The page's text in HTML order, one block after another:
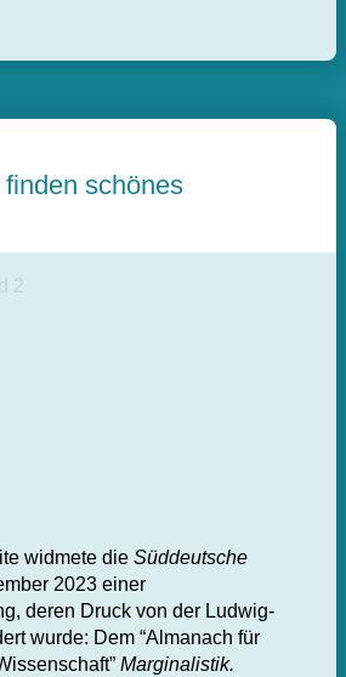
schönes
widmete die Süddeutsche
2023 einer
deren Druck von der Ludwig-
wurde: Dem “Almanach für
Marginalistik.